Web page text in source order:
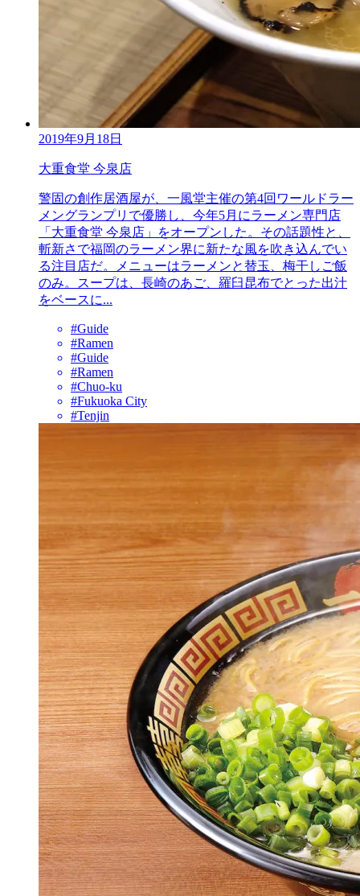
2019年9月18日
大重食堂 今泉店
警固の創作居酒屋が、一風堂主催の第4回ワールドラー
メングランプリで優勝し、今年5月にラーメン専門店
「大重食堂 今泉店」をオープンした。その話題性と、
斬新さで福岡のラーメン界に新たな風を吹き込んでい
る注目店だ。メニューはラーメンと替玉、梅干しご飯
のみ。スープは、長崎のあご、羅臼昆布でとった出汁
をベースに...
#Guide
#Ramen
#Guide
#Ramen
#Chuo-ku
#Fukuoka City
#Tenjin